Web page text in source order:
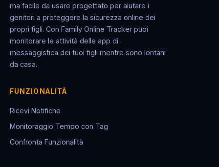
ma facile da usare progettato per aiutare i
genitori a proteggere la sicurezza online dei
propri figli. Con Family Online Tracker puoi
monitorare le attività delle app di
messaggistica dei tuoi figli mentre sono lontani
da casa.
FUNZIONALITÀ
Ricevi Notifiche
Monitoraggio Tempo con Tag
Confronta Funzionalità